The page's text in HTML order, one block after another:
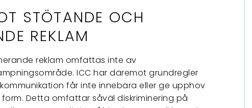
STÖTANDE OCH
REKLAM
reklam omfattas inte av
ICC har däremot grundregler
får inte innebära eller ge upphov
Detta omfattar såväl diskriminering på